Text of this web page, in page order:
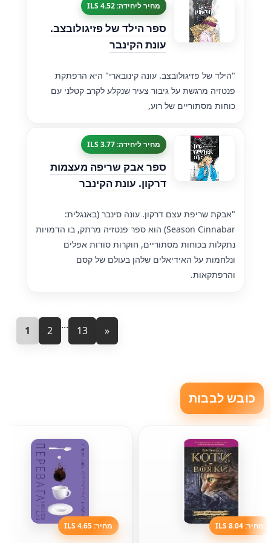
מחיר ליחידה: 4.52 ILS
ספר הילד של פזיגולובצב.
עונת הקינבר
"הילד של פזיגולובצב. עונה קינובארי" היא הרפתקת
פנטזיה מרגשת על גיבור צעיר שנקלע לקרב קטלני עם
כוחות מסתוריים של רוע,
מחיר ליחידה: 3.77 ILS
ספר אבק שריפה מעצמות
דרקון. עונת הקינבר
"אבקת שריפת עצם דרקון. עונה סינבר (באנגלית:
Season Cinnabar) הוא ספר פנטזיה מרתק, בו הדמויות
נתקלות בכוחות מסתוריים, חוקרות סודות אפלים
ונלחמות על האידיאלים שלהן בעולם של קסם
והרפתקאות.
1 2 ... 13 »
כובש לבבות
מחיר: 4.65 ILS מחיר: 8.04 ILS